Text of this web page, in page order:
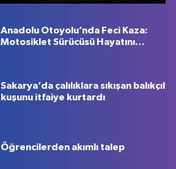
Anadolu Otoyolu’nda Feci Kaza:
Motosiklet Sürücüsü Hayatını
Sakarya’da çalılıklara sıkışan balıkçıl
kuşunu itfaiye kurtardı
Öğrencilerden akımlı talep